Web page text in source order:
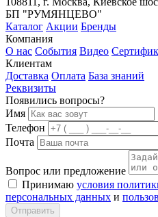
БП "РУМЯНЦЕВО"
Каталог Акции Бренды
Компания
О нас События Видео
Клиентам
Доставка Оплата База знаний
Реквизиты
Появились вопросы?
Имя
Телефон
Почта
Вопрос или предложение
Принимаю условия
персональных данных и
Отправить